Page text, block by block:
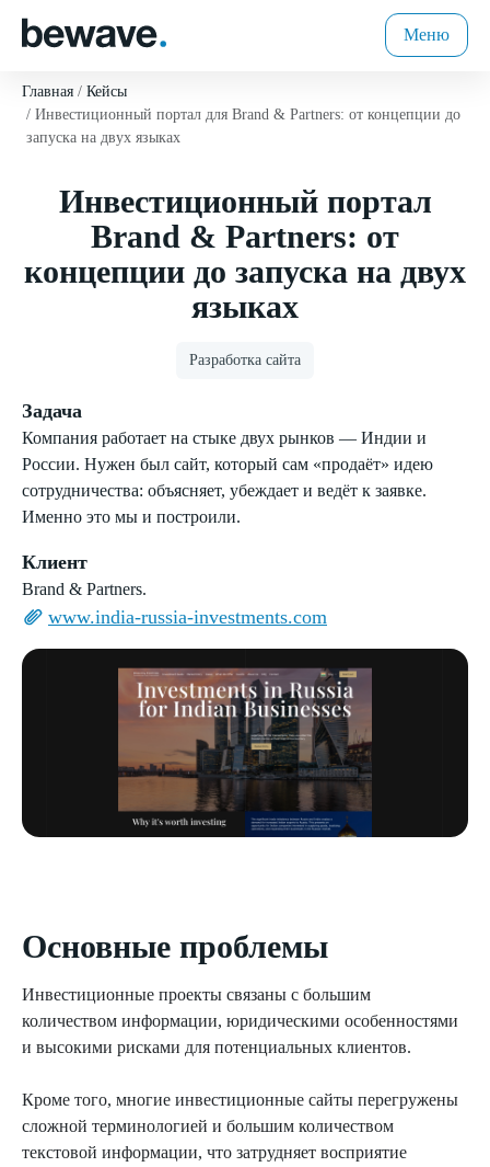
Меню
Главная
Кейсы
Инвестиционный портал для Brand & Partners: от концепции до
запуска на двух языках
Инвестиционный портал
Brand & Partners: от
концепции до запуска на двух
языках
Разработка сайта
Задача
Компания работает на стыке двух рынков — Индии и
России. Нужен был сайт, который сам «продаёт» идею
сотрудничества: объясняет, убеждает и ведёт к заявке.
Именно это мы и построили.
Клиент
Brand & Partners.
www.india-russia-investments.com
Основные проблемы
Инвестиционные проекты связаны с большим
количеством информации, юридическими особенностями
и высокими рисками для потенциальных клиентов.
Кроме того, многие инвестиционные сайты перегружены
сложной терминологией и большим количеством
текстовой информации, что затрудняет восприятие